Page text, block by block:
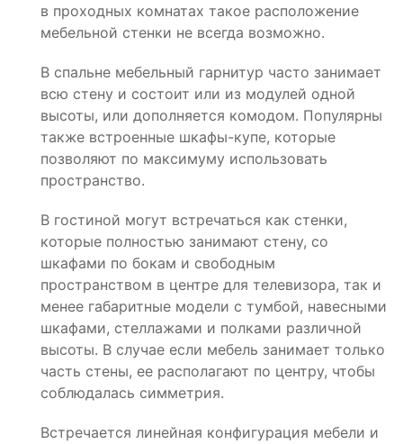
в проходных комнатах такое расположение
мебельной стенки не всегда возможно.
В спальне мебельный гарнитур часто занимает
всю стену и состоит или из модулей одной
высоты, или дополняется комодом. Популярны
также встроенные шкафы-купе, которые
позволяют по максимуму использовать
пространство.
В гостиной могут встречаться как стенки,
которые полностью занимают стену, со
шкафами по бокам и свободным
пространством в центре для телевизора, так и
менее габаритные модели с тумбой, навесными
шкафами, стеллажами и полками различной
высоты. В случае если мебель занимает только
часть стены, ее располагают по центру, чтобы
соблюдалась симметрия.
Встречается линейная конфигурация мебели и